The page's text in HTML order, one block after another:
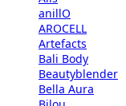
anillO
AROCELL
Artefacts
Bali Body
Beautyblender
Bella Aura